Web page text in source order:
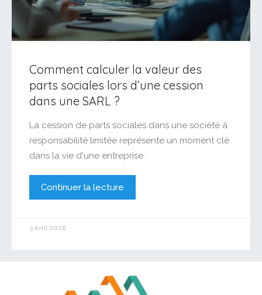
Comment calculer la valeur des
parts sociales lors d’une cession
dans une SARL ?
La cession de parts sociales dans une société à
responsabilité limitée représente un moment clé
dans la vie d'une entreprise.
Continuer la lecture
3 avril 2026